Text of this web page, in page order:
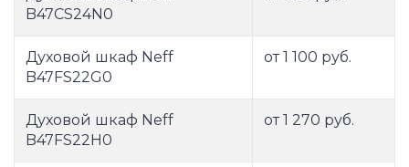
B47CS24N0
Духовой шкаф Neff
B47FS22G0
от 1 100 руб.
Духовой шкаф Neff
B47FS22H0
от 1 270 руб.